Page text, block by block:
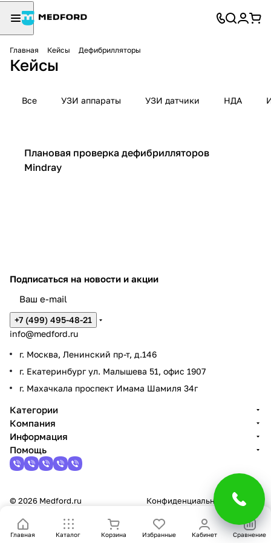
Главная Кейсы Дефибрилляторы
Кейсы
Все УЗИ аппараты УЗИ датчики НДА
Дефибрилляторы
Плановая проверка дефибрилляторов
Mindray
Главная Каталог Корзина Избранные Кабинет Сравнение
Подписаться на новости и акции
+7 (499) 495-48-21
info@medford.ru
г. Москва, Ленинский пр-т, д.146
г. Екатеринбург ул. Малышева 51, офис 1907
г. Махачкала проспект Имама Шамиля 34г
Категории
Компания
Информация
Помощь
© 2026 Medford.ru Конфиденциальность Оферта